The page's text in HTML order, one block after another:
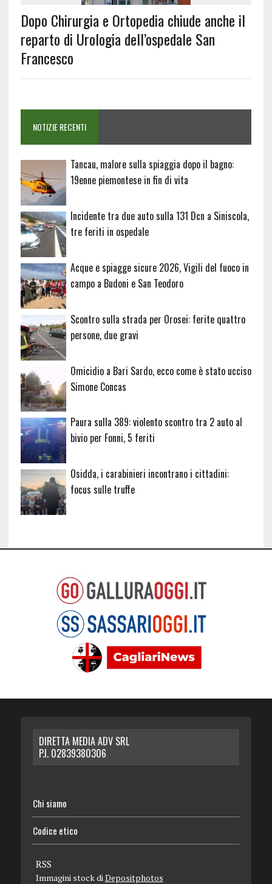
Dopo Chirurgia e Ortopedia chiude anche il
reparto di Urologia dell’ospedale San
Francesco
NOTIZIE RECENTI
Tancau, malore sulla spiaggia dopo il bagno:
19enne piemontese in fin di vita
Incidente tra due auto sulla 131 Dcn a Siniscola,
tre feriti in ospedale
Acque e spiagge sicure 2026, Vigili del fuoco in
campo a Budoni e San Teodoro
Scontro sulla strada per Orosei: ferite quattro
persone, due gravi
Omicidio a Bari Sardo, ecco come è stato ucciso
Simone Concas
Paura sulla 389: violento scontro tra 2 auto al
bivio per Fonni, 5 feriti
Osidda, i carabinieri incontrano i cittadini:
focus sulle truffe
DIRETTA MEDIA ADV SRL
P.I. 02839380306
Chi siamo
Codice etico
RSS
Immagini stock diDepositphotos